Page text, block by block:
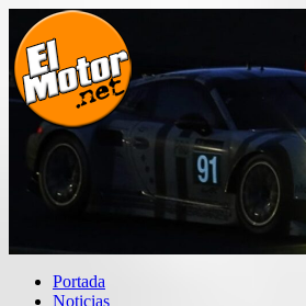
Saltar
contenido
El Motor punto Net
Información sobre novedades y pruebas
Portada
Noticias